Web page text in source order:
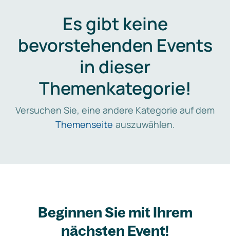
Es gibt keine
bevorstehenden Events
in dieser
Themenkategorie!
Versuchen Sie, eine andere Kategorie auf dem
Themenseite auszuwählen.
Beginnen Sie mit Ihrem
nächsten Event!